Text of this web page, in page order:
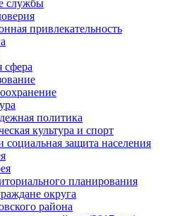
службы
привлекательность
сфера
политика
культура и спорт
социальная защита населения
планирования
округа
района